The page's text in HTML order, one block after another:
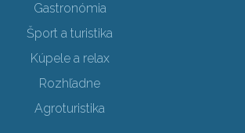
Gastronómia
Šport a turistika
Kúpele a relax
Rozhľadne
Agroturistika